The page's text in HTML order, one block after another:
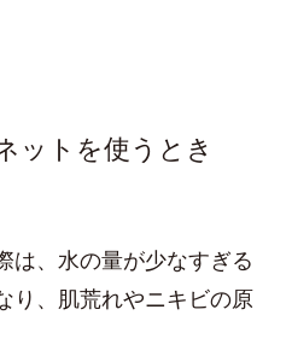
ットを使うとき
は、水の量が少なすぎる
り、肌荒れやニキビの原